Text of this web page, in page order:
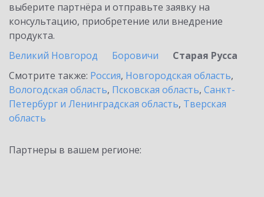
выберите партнёра и отправьте заявку на
консультацию, приобретение или внедрение
продукта.
Великий Новгород
Боровичи
Старая Русса
Смотрите также: Россия, Новгородская область,
Вологодская область, Псковская область, Санкт-
Петербург и Ленинградская область, Тверская
область
Партнеры в вашем регионе: